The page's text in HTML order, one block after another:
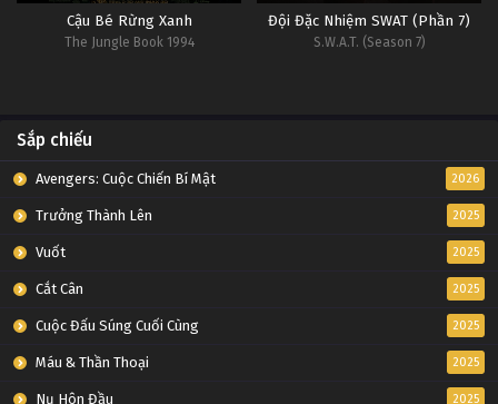
Cậu Bé Rừng Xanh
The Jungle Book 1994
Đội Đặc Nhiệm SWAT (Phần 7)
S.W.A.T. (Season 7)
Sắp chiếu
Avengers: Cuộc Chiến Bí Mật 2026
Trưởng Thành Lên 2025
Vuốt 2025
Cắt Cân 2025
Cuộc Đấu Súng Cuối Cùng 2025
Máu & Thần Thoại 2025
Nụ Hôn Đầu 2025